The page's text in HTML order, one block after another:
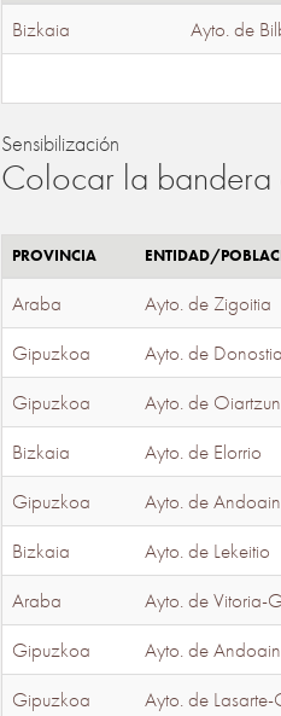
Bizkaia Ayto. de
Sensibilización
Colocar la bandera
PROVINCIA ENTIDAD/
Araba Ayto. de Zigoitia
Gipuzkoa
Ayto. de
Gipuzkoa
Ayto. de Oiartzun
Bizkaia
Ayto. de Elorrio
Gipuzkoa
Ayto. de Andoain
Bizkaia
Ayto. de Lekeitio
Araba
Ayto. de Vitoria-
Gipuzkoa
Ayto. de Andoain
Gipuzkoa
Ayto. de